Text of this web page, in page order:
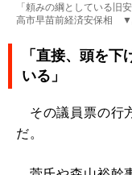
「頼みの綱としている旧
高市早苗前経済安保相 ▼
「直接、頭を
いる」
その議員票の行
だ。